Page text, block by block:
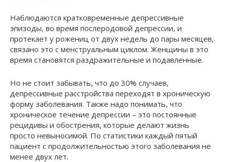
Наблюдаются кратковременные депрессивные
эпизоды, во время послеродовой депрессии, и
протекает у рожениц от двух недель до пары месяцев,
связано это c менструальным циклом. Женщины в это
время становятся раздражительные и подавленные.
Но не стоит забывать, что до 30% случаев,
депрессивные расстройства переходят в хроническую
форму заболевания. Также надо понимать, что
хроническое течение депрессии – это постоянные
рецидивы и обострения, которые делают жизнь
просто невыносимой. По статистики каждый пятый
пациент с продолжительностью этого заболевания не
менее двух лет.